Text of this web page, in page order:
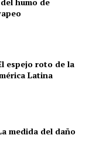
espejo roto de la
Latina
medida del daño